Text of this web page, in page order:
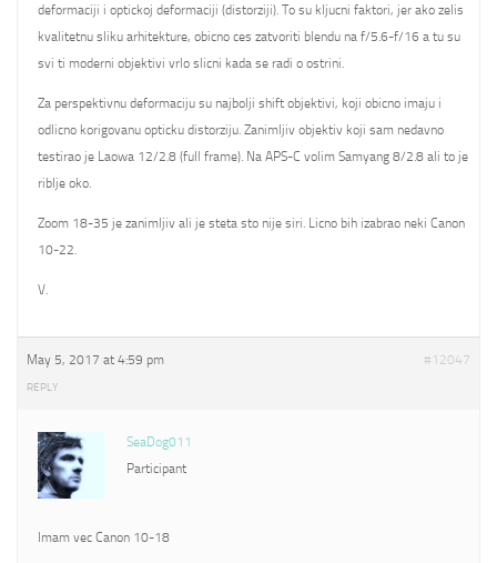
deformaciji i optickoj deformaciji (distorziji). To su kljucni faktori, jer ako zelis
kvalitetnu sliku arhitekture, obicno ces zatvoriti blendu na f/5.6-f/16 a tu su
svi ti moderni objektivi vrlo slicni kada se radi o ostrini.
Za perspektivnu deformaciju su najbolji shift objektivi, koji obicno imaju i
odlicno korigovanu opticku distorziju. Zanimljiv objektiv koji sam nedavno
testirao je Laowa 12/2.8 (full frame). Na APS-C volim Samyang 8/2.8 ali to je
riblje oko.
Zoom 18-35 je zanimljiv ali je steta sto nije siri. Licno bih izabrao neki Canon
10-22.
V.
May 5, 2017 at 4:59 pm #12047
REPLY
SeaDog011
Participant
Imam vec Canon 10-18